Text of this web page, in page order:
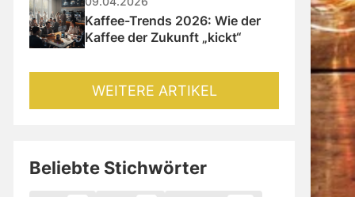
Kaffee-Trends 2026: Wie der
Kaffee der Zukunft „kickt“
WEITERE ARTIKEL
Beliebte Stichwörter